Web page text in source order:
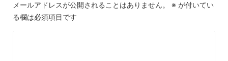
メールアドレスが公開されることはありません。 ※ が付いてい
る欄は必須項目です